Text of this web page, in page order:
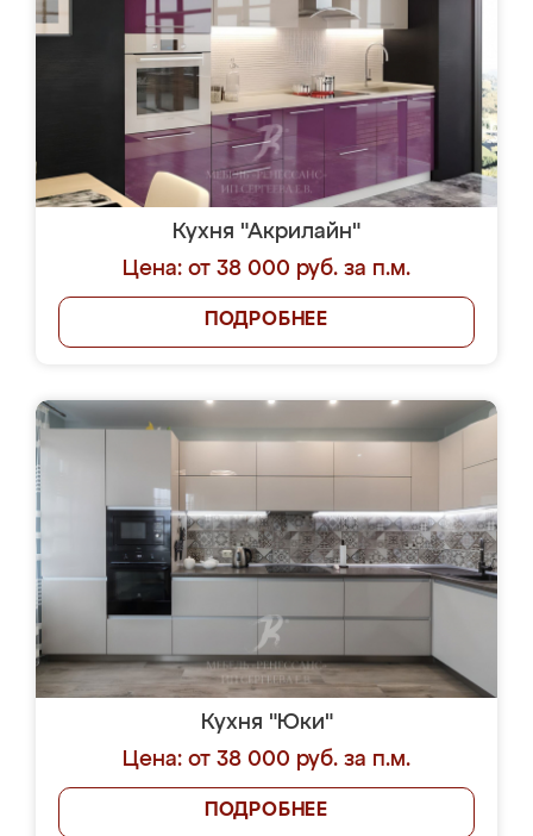
Кухня "Акрилайн"
Цена: от 38 000 руб. за п.м.
ПОДРОБНЕЕ
Кухня "Юки"
Цена: от 38 000 руб. за п.м.
ПОДРОБНЕЕ